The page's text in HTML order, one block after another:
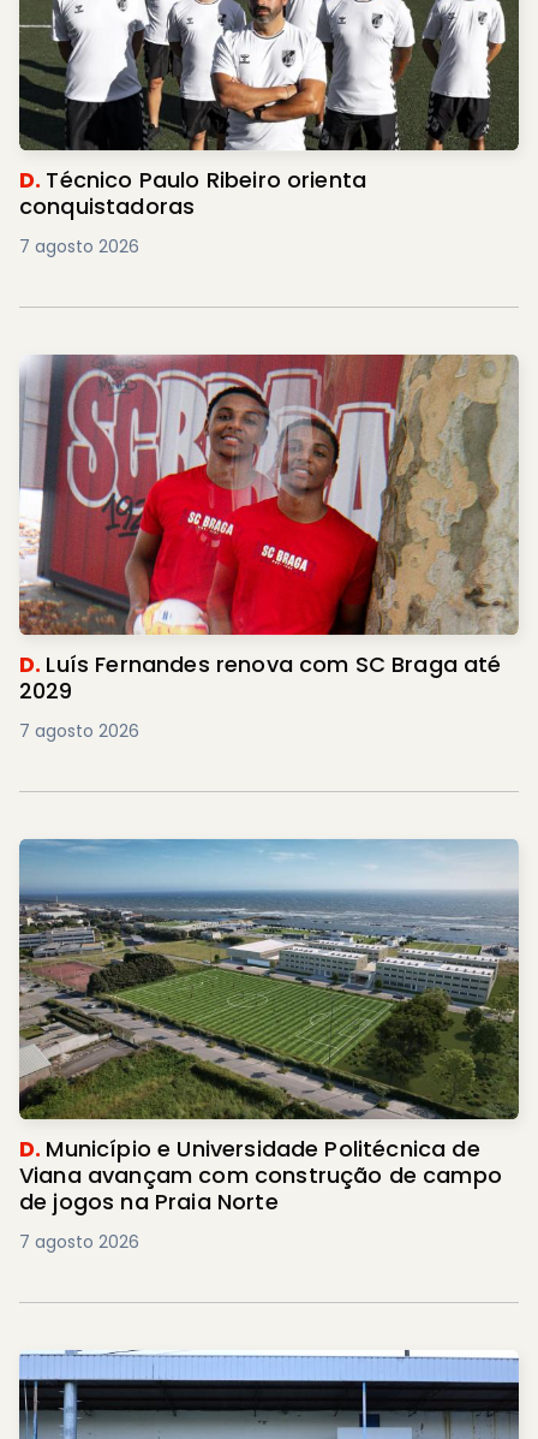
D. Técnico Paulo Ribeiro orienta
conquistadoras
7 agosto 2026
D. Luís Fernandes renova com SC Braga até
2029
7 agosto 2026
D. Município e Universidade Politécnica de
Viana avançam com construção de campo
de jogos na Praia Norte
7 agosto 2026